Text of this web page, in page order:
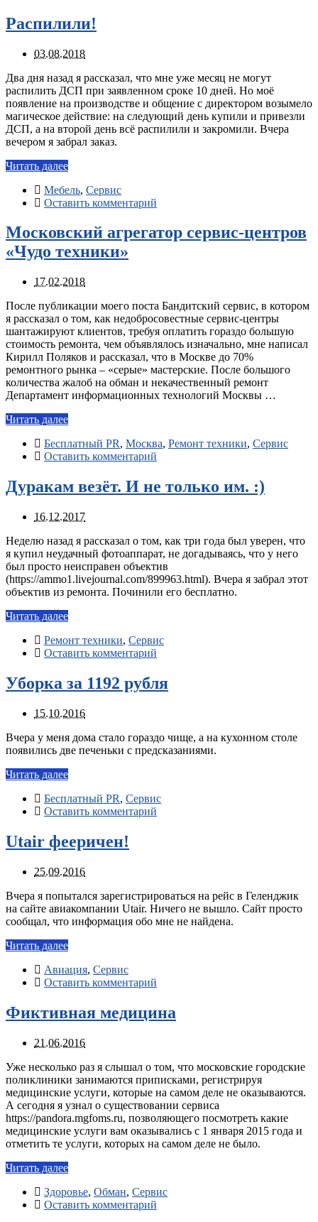
Распилили!
03.08.2018
Два дня назад я рассказал, что мне уже месяц не могут
распилить ДСП при заявленном сроке 10 дней. Но моё
появление на производстве и общение с директором возымело
магическое действие: на следующий день купили и привезли
ДСП, а на второй день всё распилили и закромили. Вчера
вечером я забрал заказ.
Читать далее
Мебель, Сервис
Оставить комментарий
Московский агрегатор сервис-центров
«Чудо техники»
17.02.2018
После публикации моего поста Бандитский сервис, в котором
я рассказал о том, как недобросовестные сервис-центры
шантажируют клиентов, требуя оплатить гораздо большую
стоимость ремонта, чем объявлялось изначально, мне написал
Кирилл Поляков и рассказал, что в Москве до 70%
ремонтного рынка – «серые» мастерские. После большого
количества жалоб на обман и некачественный ремонт
Департамент информационных технологий Москвы …
Читать далее
Бесплатный PR, Москва, Ремонт техники, Сервис
Оставить комментарий
Дуракам везёт. И не только им. :)
16.12.2017
Неделю назад я рассказал о том, как три года был уверен, что
я купил неудачный фотоаппарат, не догадываясь, что у него
был просто неисправен объектив
(https://ammo1.livejournal.com/899963.html). Вчера я забрал этот
объектив из ремонта. Починили его бесплатно.
Читать далее
Ремонт техники, Сервис
Оставить комментарий
Уборка за 1192 рубля
15.10.2016
Вчера у меня дома стало гораздо чище, а на кухонном столе
появились две печеньки с предсказаниями.
Читать далее
Бесплатный PR, Сервис
Оставить комментарий
Utair фееричен!
25.09.2016
Вчера я попытался зарегистрироваться на рейс в Геленджик
на сайте авиакомпании Utair. Ничего не вышло. Сайт просто
сообщал, что информация обо мне не найдена.
Читать далее
Авиация, Сервис
Оставить комментарий
Фиктивная медицина
21.06.2016
Уже несколько раз я слышал о том, что московские городские
поликлиники занимаются приписками, регистрируя
медицинские услуги, которые на самом деле не оказываются.
А сегодня я узнал о существовании сервиса
https://pandora.mgfoms.ru, позволяющего посмотреть какие
медицинские услуги вам оказывались с 1 января 2015 года и
отметить те услуги, которых на самом деле не было.
Читать далее
Здоровье, Обман, Сервис
Оставить комментарий